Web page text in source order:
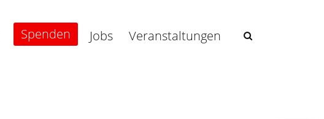
Spenden Jobs Veranstaltungen